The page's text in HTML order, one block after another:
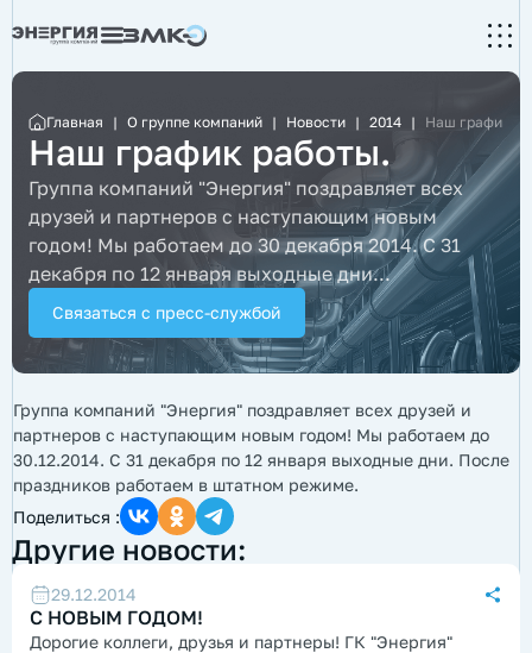
Главная | О группе компаний | Новости | 2014 | Наш график
Наш график работы.
Группа компаний "Энергия" поздравляет всех
друзей и партнеров с наступающим новым
годом! Мы работаем до 30 декабря 2014. С 31
декабря по 12 января выходные дни...
Связаться с пресс-службой
Группа компаний "Энергия" поздравляет всех друзей и
партнеров с наступающим новым годом! Мы работаем до
30.12.2014. С 31 декабря по 12 января выходные дни. После
праздников работаем в штатном режиме.
Поделиться :
Другие новости:
29.12.2014
С НОВЫМ ГОДОМ!
Дорогие коллеги, друзья и партнеры! ГК "Энергия"